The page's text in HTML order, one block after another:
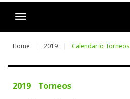
Home 2019 Calendario Torneos
2019 Torneos